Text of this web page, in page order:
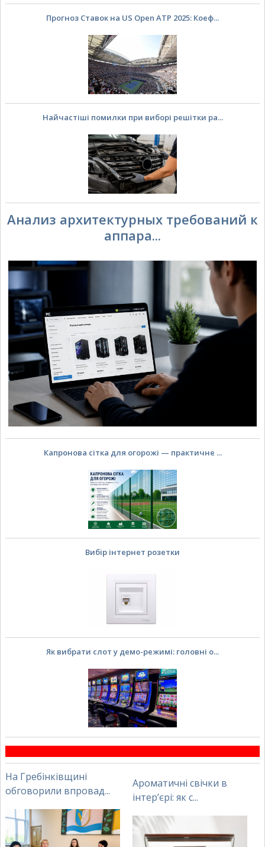
Прогноз Ставок на US Open ATP 2025: Коеф...
Найчастіші помилки при виборі решітки ра...
Анализ архитектурных требований к
аппара...
Капронова сітка для огорожі — практичне ...
Вибір інтернет розетки
Як вибрати слот у демо-режимі: головні о...
На Гребінківщині
обговорили впровад...
Ароматичні свічки в
інтер’єрі: як с...